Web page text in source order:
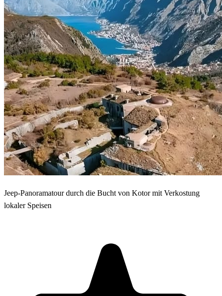
Jeep-Panoramatour durch die Bucht von Kotor mit Verkostung
lokaler Speisen